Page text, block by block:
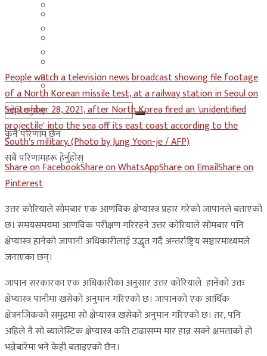
साउदी अरब
कुनै परिणाम छैन
सबै परिणामहरू हेर्नुहोस्
लेबनान
साउदी अरब
People watch a television news broadcast showing file footage
of a North Korean missile test, at a railway station in Seoul on
September 28, 2021, after North Korea fired an 'unidentified
projectile' into the sea off its east coast according to the
South's military. (Photo by Jung Yeon-je / AFP)
Share on FacebookShare on WhatsAppShare on EmailShare on
Pinterest
उत्तर कोरियाले सोमबार एक आणविक क्षेप्यास्त्र प्रहार गरेको जापानले बताएको
छ। समयसमयमा आणविक परीक्षण गरिरहने उत्तर कोरियाले सोमबार पनि
क्षेप्यास्त्र हानेको जापानी अधिकारीलाई उद्धृत गर्दै अन्तर्राष्ट्रिय सञ्चारमाध्यमले
जनाएका छन्।
जापान सरकारका एक अधिकारीका अनुसार उत्तर कोरियाले हानेको उक्त
क्षेप्यास्त्र पानीमा खसेको अनुमान गरिएको छ। जापानको एक आर्थिक
क्षेत्रनजिकको समुद्रमा सो क्षेप्यास्त्र खसेको अनुमान गरिएको छ। तर, पनि
अहिले नै सो ब्यालेस्टिक क्षेप्यास्त्र कति टाढासम्म मार हान्न सक्ने क्षमताको हो
भन्नेबारेमा भने केही बताइएको छैन।